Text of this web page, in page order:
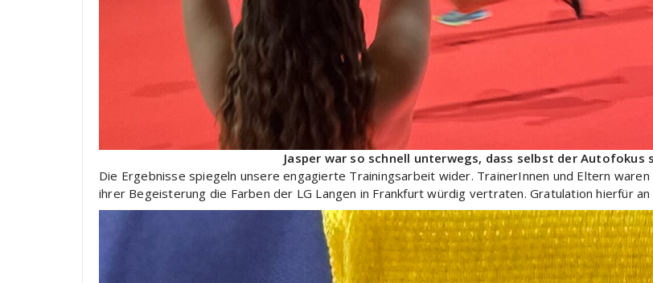
Jasper war so schnell unterwegs, dass selbst der Autofokus
Die Ergebnisse spiegeln unsere engagierte Trainingsarbeit wider. TrainerInnen und Eltern
ihrer Begeisterung die Farben der LG Langen in Frankfurt würdig vertraten. Gratulation hierfür an